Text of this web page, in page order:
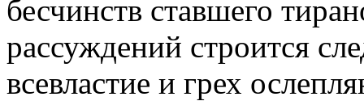
бесчинств ставшего
рассуждений строится
всевластие и грех